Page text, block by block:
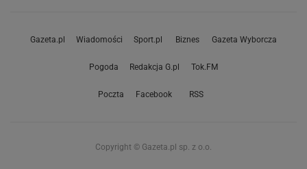
Gazeta.pl Wiadomości Sport.pl Biznes Gazeta Wyborcza
Pogoda Redakcja G.pl Tok.FM
Poczta Facebook RSS
Copyright © Gazeta.pl sp. z o.o.